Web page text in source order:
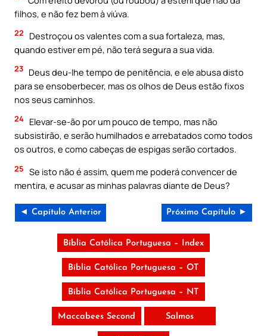
filhos, e não fez bem à viúva.
22
Destroçou os valentes com a sua fortaleza, mas,
quando estiver em pé, não terá segura a sua vida.
23 Deus deu-lhe tempo de penitência, e ele abusa disto
para se ensoberbecer, mas os olhos de Deus estão fixos
nos seus caminhos.
24 Elevar-se-ão por um pouco de tempo, mas não
subsistirão, e serão humilhados e arrebatados como todos
os outros, e como cabeças de espigas serão cortados.
25 Se isto não é assim, quem me poderá convencer de
mentira, e acusar as minhas palavras diante de Deus?
◄ Capítulo Anterior Próximo Capítulo ►
Bíblia Católica Portuguesa – Index
Bíblia Católica Portuguesa – OT
Bíblia Católica Portuguesa – NT
Maccabees Second Salmos